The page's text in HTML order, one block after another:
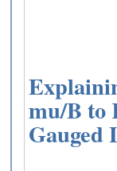
mu/B to
Gauged